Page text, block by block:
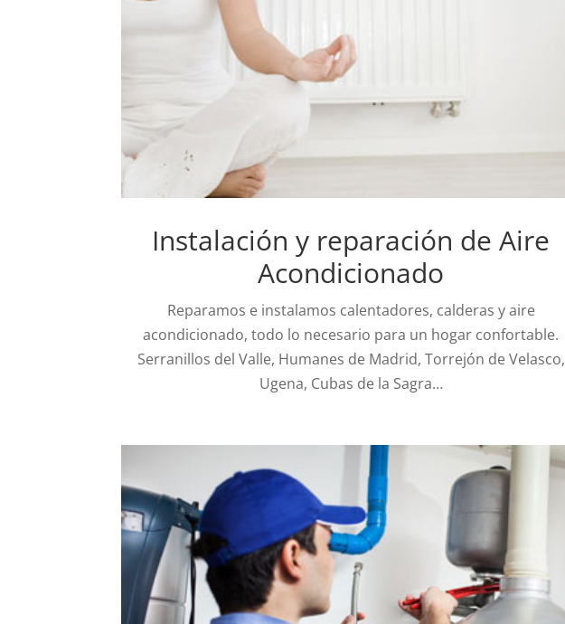
Instalación y reparación de Aire
Acondicionado
Reparamos e instalamos calentadores, calderas y aire
acondicionado, todo lo necesario para un hogar confortable.
Serranillos del Valle, Humanes de Madrid, Torrejón de Velasco,
Ugena, Cubas de la Sagra…